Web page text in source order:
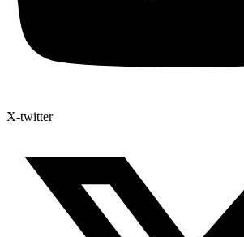
X-twitter